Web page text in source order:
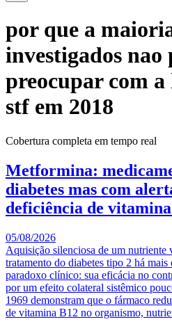
por que a
investigados nao
preocupar com
stf em 2018
Cobertura completa em tempo real
Metformina:
diabetes mas com
deficiência de
05/08/2026
Aquisição silenciosa de um
tratamento do diabetes tipo 2 há mais
paradoxo clínico: sua eficácia no
por um efeito colateral sistêmico
1969 demonstram que o fármaco
de vitamina B12 no organismo,